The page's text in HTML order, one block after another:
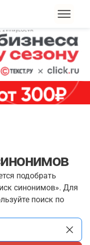
подобрать
синонимов». Для
поиск по